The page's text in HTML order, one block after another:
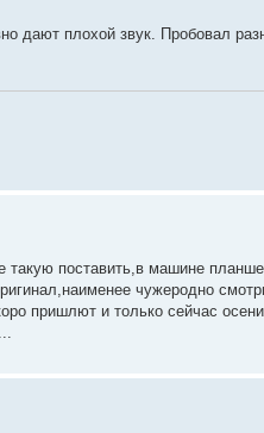
дают плохой звук. Пробовал
поставить,в машине
чужеродно
пришлют и только сейчас